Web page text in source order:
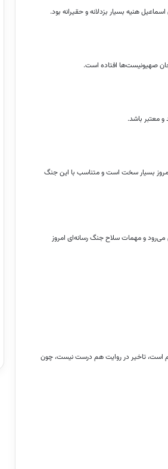
هنیه بسیار بزدلانه و حقیرانه بود.
صهیونیست‌ها افتاده است.
معتبر باشد.
امروز بسیار سخت است و متناسب با این جنگ
و مهمات سلاح جنگ رسانه‌ای امروز
است، تاخیر در روایت هم درست نیست، چون